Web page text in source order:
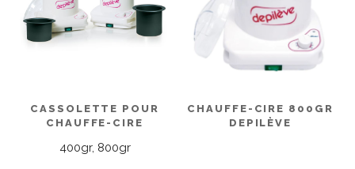
CASSOLETTE POUR
CHAUFFE-CIRE
400gr, 800gr
CHAUFFE-CIRE 800GR
DEPILÈVE